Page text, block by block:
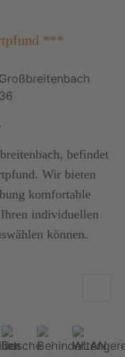
***
befindet
Wir bieten
komfortable
Ihren individuellen
können.